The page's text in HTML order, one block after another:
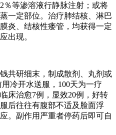
％等渗溶液行静脉注射；或将
一定部位。治疗肺结核、淋巴
炎、结核性瘘管，均获得一定
出现。
共研细末，制成散剂、丸剂或
冷开水送服，100天为一疗
床治愈7例，显效20例，好转
后往往有腹部不适及脸面浮
。副作用严重者停药后即可自